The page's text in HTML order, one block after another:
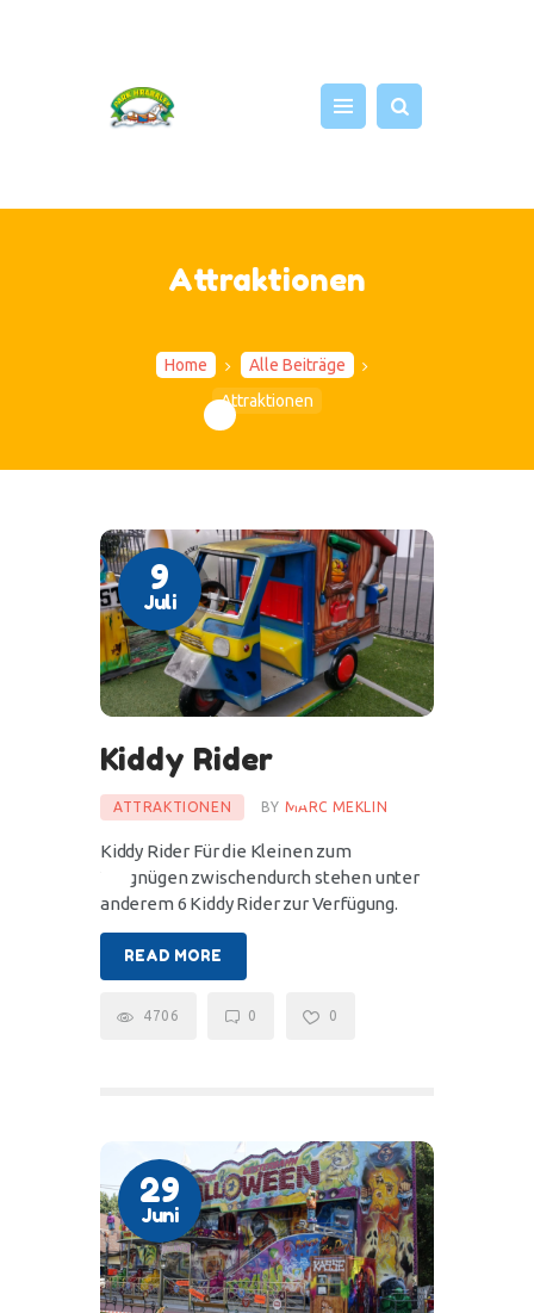
Attraktionen
Home
Alle Beiträge
Attraktionen
EVENTS
SHOP
ÜBER UNS
9
Juli
Kiddy Rider
ATTRAKTIONEN BY MARC MEKLIN
Kiddy Rider Für die Kleinen zum
Vergnügen zwischendurch stehen unter
anderem 6 Kiddy Rider zur Verfügung.
READ MORE
4706 0 0
29
Juni